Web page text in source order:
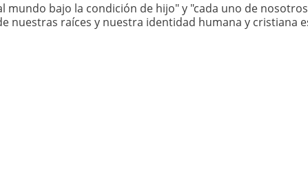
mundo bajo la condición de hijo" y "cada uno de nosotros
nuestras raíces y nuestra identidad humana y cristiana